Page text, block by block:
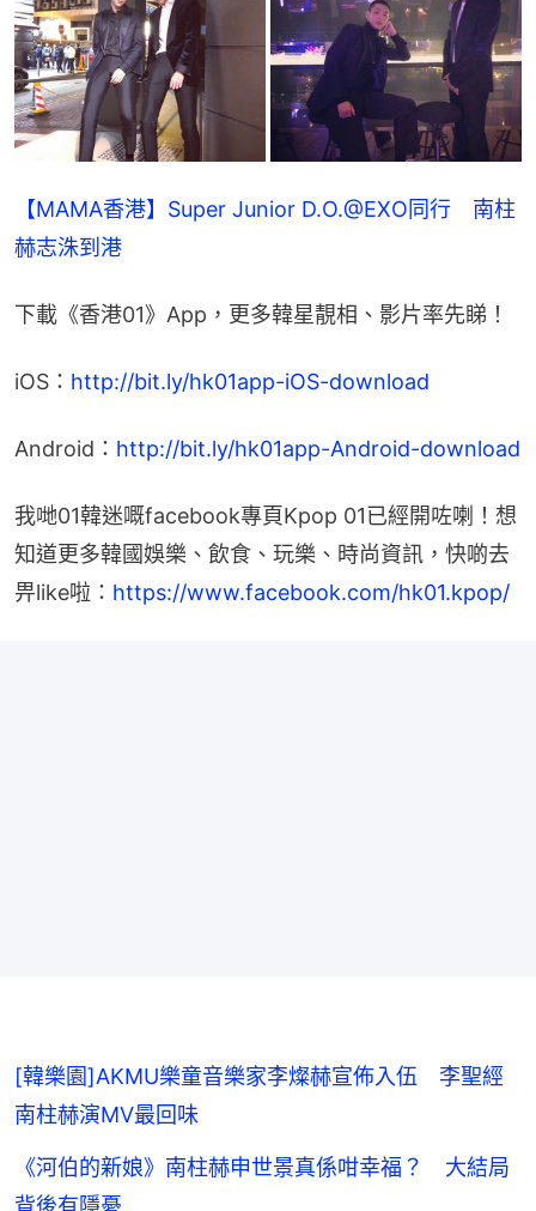
【MAMA香港】Super Junior D.O.@EXO同行　南柱
赫志洙到港
下載《香港01》App，更多韓星靚相、影片率先睇！
iOS： http://bit.ly/hk01app-iOS-download
Android： http://bit.ly/hk01app-Android-download
我哋01韓迷嘅facebook專頁Kpop 01已經開咗喇！想
知道更多韓國娛樂、飲食、玩樂、時尚資訊，快啲去
畀like啦： https://www.facebook.com/hk01.kpop/
[韓樂園]AKMU樂童音樂家李燦赫宣佈入伍 李聖經
南柱赫演MV最回味
《河伯的新娘》南柱赫申世景真係咁幸福？ 大結局
背後有隱憂